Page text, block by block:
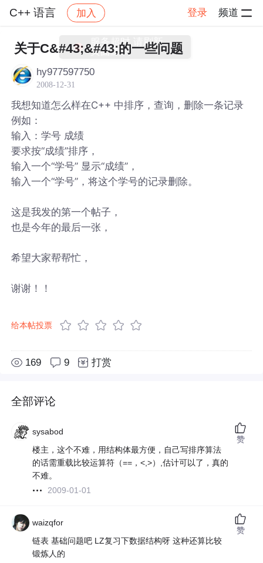
C++ 语言 加入 登录 频道
社区 C++ 语言 帖子详情
关于C&#43;&#43;的一些问题
hy977597750
2008-12-31
我想知道怎么样在C++ 中排序，查询，删除一条记录
例如：
输入：学号 成绩
要求按“成绩”排序，
输入一个“学号” 显示“成绩”，
输入一个“学号”，将这个学号的记录删除。
这是我发的第一个帖子，
也是今年的最后一张，
希望大家帮帮忙，
谢谢！！
给本帖投票
169 9 打赏
全部评论
sysabod
楼主，这个不难，用结构体最方便，自己写排序算法
的话需重载比较运算符（==，<,>）,估计可以了，真的
不难。
2009-01-01
赞
waizqfor
链表 基础问题吧 LZ复习下数据结构呀 这种还算比较
锻炼人的
赞